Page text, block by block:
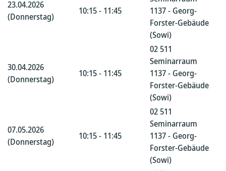
23.04.2026
(Donnerstag)
10:15 - 11:45
1137 - Georg-
Forster-Gebäude
(Sowi)
30.04.2026
(Donnerstag)
10:15 - 11:45
02 511
Seminarraum
1137 - Georg-
Forster-Gebäude
(Sowi)
07.05.2026
(Donnerstag)
10:15 - 11:45
02 511
Seminarraum
1137 - Georg-
Forster-Gebäude
(Sowi)